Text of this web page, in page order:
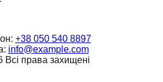
+38 050 540 8897
info@example.com
Всі права захищені